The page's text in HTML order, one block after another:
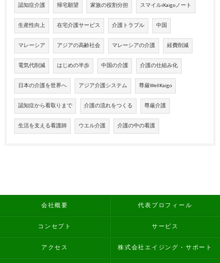
認知症介護 帰宅願望 家族の役割分担 スマイルiKaigoノート
生産性向上 在宅介護サービス 介護トラブル 中国
マレーシア アジアの高齢社会 マレーシアの介護 経費削減
電気代削減 はじめの半歩 中国の介護 介護の仕組み化
日本の介護を世界へ アジア介護システム 尊厳WellKaigo
認知症から看取りまで 介護の流れをつくる 尊厳介護
生活を支える看護師 ウエル介護 介護の中の看護
会社概要 代表プロフィール
コンセプト サービス
アクセス 株式会社エイジング・サポート